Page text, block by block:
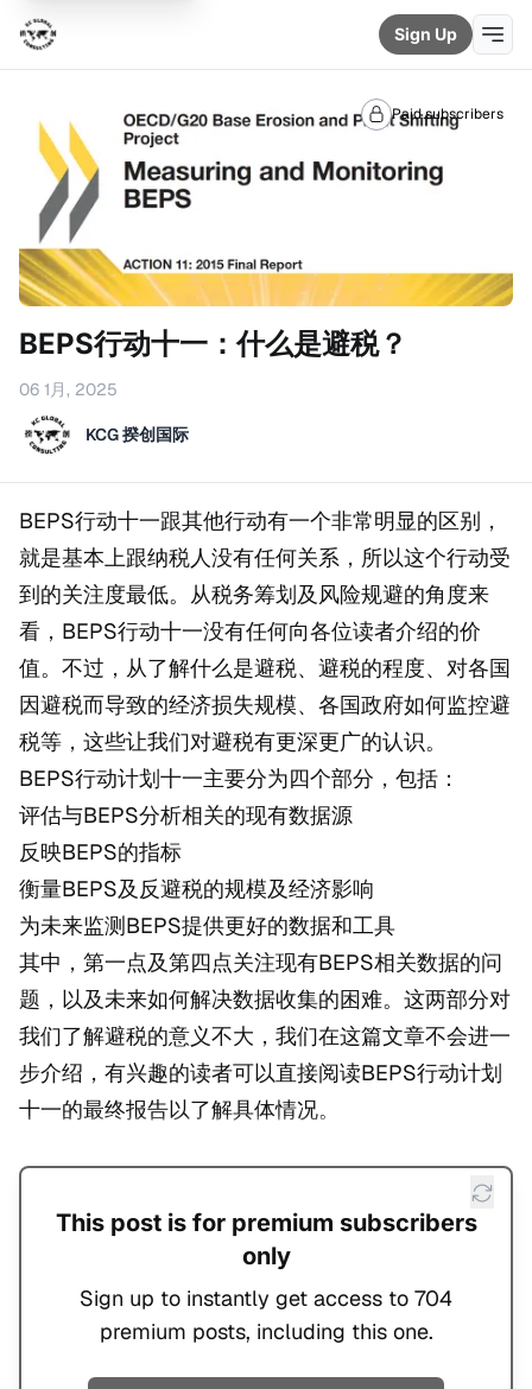
Sign Up
Paid subscribers
BEPS行动十一：什么是避税？
06 1月, 2025
KCG 揆创国际
BEPS行动十一跟其他行动有一个非常明显的区别，
就是基本上跟纳税人没有任何关系，所以这个行动受
到的关注度最低。从税务筹划及风险规避的角度来
看，BEPS行动十一没有任何向各位读者介绍的价
值。不过，从了解什么是避税、避税的程度、对各国
因避税而导致的经济损失规模、各国政府如何监控避
税等，这些让我们对避税有更深更广的认识。
BEPS行动计划十一主要分为四个部分，包括：
评估与BEPS分析相关的现有数据源
反映BEPS的指标
衡量BEPS及反避税的规模及经济影响
为未来监测BEPS提供更好的数据和工具
其中，第一点及第四点关注现有BEPS相关数据的问
题，以及未来如何解决数据收集的困难。这两部分对
我们了解避税的意义不大，我们在这篇文章不会进一
步介绍，有兴趣的读者可以直接阅读BEPS行动计划
十一的最终报告以了解具体情况。
This post is for premium subscribers
only
Sign up to instantly get access to 704
premium posts, including this one.